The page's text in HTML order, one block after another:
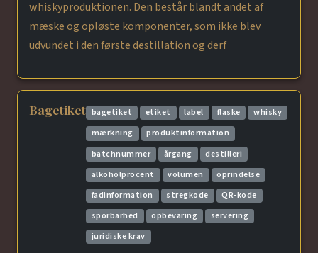
whiskyproduktionen. Den består blandt andet af
mæske og opløste komponenter, som ikke blev
udvundet i den første destillation og derf
Bagetiket bagetiket etiket label flaske
whisky
mærkning
produktinformation
batchnummer
årgang
destilleri
alkoholprocent
volumen
oprindelse
fadinformation
stregkode
QR-kode
sporbarhed
opbevaring
servering
juridiske krav